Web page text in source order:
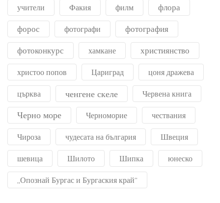
учители Факия филм флора
форос фотографи фотография
фотоконкурс хамкане християнство
христоо попов Цариград цоня дражева
църква ченгене скеле Червена книга
Черно море Черноморие чествания
Чироза чудесата на българия Швеция
шевица Шилото Шипка юнеско
„Опознай Бургас и Бургаския край“